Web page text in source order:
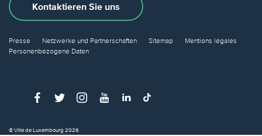
Kontaktieren Sie uns
Presse Netzwerke und Partnerschaften Sitemap
Mentions légales
Personenbezogene Daten
© Ville de Luxembourg 2026